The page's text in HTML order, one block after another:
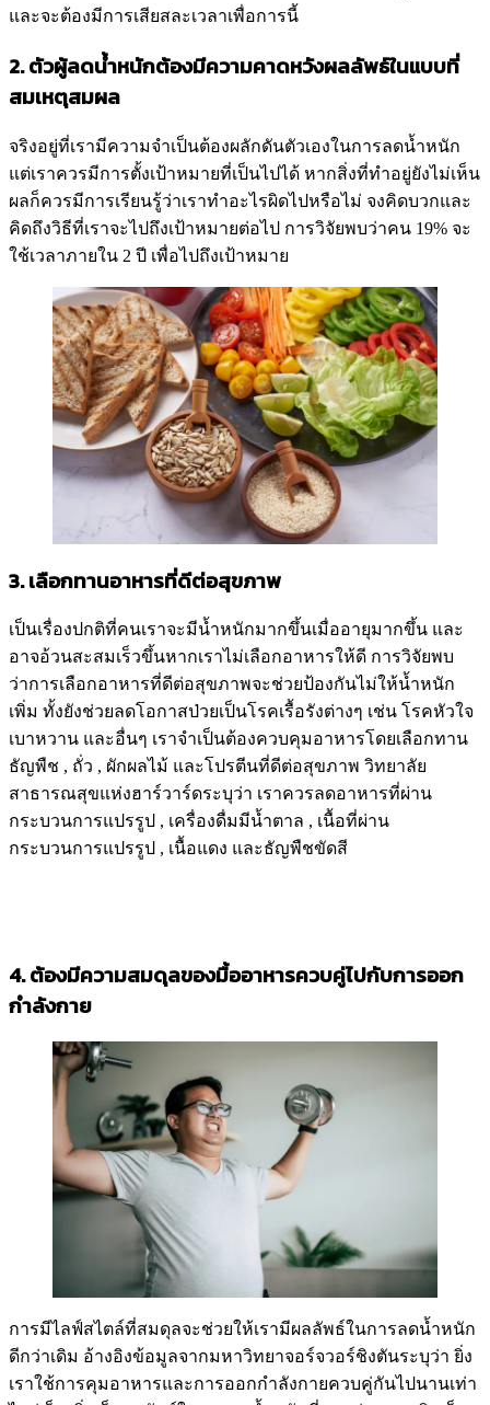
และจะต้องมีการเสียสละเวลาเพื่อการนี้
2. ตัวผู้ลดน้ำหนักต้องมีความคาดหวังผลลัพธ์ในแบบที่
สมเหตุสมผล
จริงอยู่ที่เรามีความจำเป็นต้องผลักดันตัวเองในการลดน้ำหนัก
แต่เราควรมีการตั้งเป้าหมายที่เป็นไปได้ หากสิ่งที่ทำอยู่ยังไม่เห็น
ผลก็ควรมีการเรียนรู้ว่าเราทำอะไรผิดไปหรือไม่ จงคิดบวกและ
คิดถึงวิธีที่เราจะไปถึงเป้าหมายต่อไป การวิจัยพบว่าคน 19% จะ
ใช้เวลาภายใน 2 ปี เพื่อไปถึงเป้าหมาย
3. เลือกทานอาหารที่ดีต่อสุขภาพ
เป็นเรื่องปกติที่คนเราจะมีน้ำหนักมากขึ้นเมื่ออายุมากขึ้น และ
อาจอ้วนสะสมเร็วขึ้นหากเราไม่เลือกอาหารให้ดี การวิจัยพบ
ว่าการเลือกอาหารที่ดีต่อสุขภาพจะช่วยป้องกันไม่ให้น้ำหนัก
เพิ่ม ทั้งยังช่วยลดโอกาสป่วยเป็นโรคเรื้อรังต่างๆ เช่น โรคหัวใจ
เบาหวาน และอื่นๆ เราจำเป็นต้องควบคุมอาหารโดยเลือกทาน
ธัญพืช , ถั่ว , ผักผลไม้ และโปรตีนที่ดีต่อสุขภาพ วิทยาลัย
สาธารณสุขแห่งฮาร์วาร์ดระบุว่า เราควรลดอาหารที่ผ่าน
กระบวนการแปรรูป , เครื่องดื่มมีน้ำตาล , เนื้อที่ผ่าน
กระบวนการแปรรูป , เนื้อแดง และธัญพืชขัดสี
4. ต้องมีความสมดุลของมื้ออาหารควบคู่ไปกับการออก
กำลังกาย
การมีไลฟ์สไตล์ที่สมดุลจะช่วยให้เรามีผลลัพธ์ในการลดน้ำหนัก
ดีกว่าเดิม อ้างอิงข้อมูลจากมหาวิทยาจอร์จวอร์ชิงตันระบุว่า ยิ่ง
เราใช้การคุมอาหารและการออกกำลังกายควบคู่กันไปนานเท่า